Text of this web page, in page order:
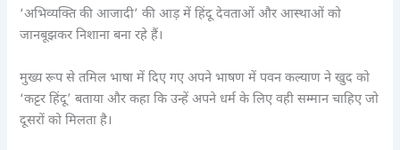
‘अभिव्यक्ति की आजादी’ की आड़ में हिंदू देवताओं और आस्थाओं को
जानबूझकर निशाना बना रहे हैं।
मुख्य रूप से तमिल भाषा में दिए गए अपने भाषण में पवन कल्याण ने खुद को
‘कट्टर हिंदू’ बताया और कहा कि उन्हें अपने धर्म के लिए वही सम्मान चाहिए जो
दूसरों को मिलता है।